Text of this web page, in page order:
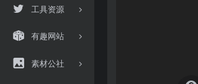
工具资源
有趣网站
素材公社